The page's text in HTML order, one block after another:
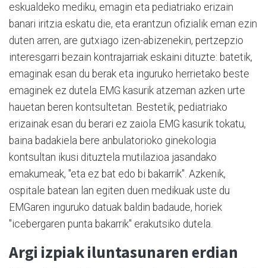
eskualdeko mediku, emagin eta pediatriako erizain
banari iritzia eskatu die, eta erantzun ofizialik eman ezin
duten arren, are gutxiago izen-abizenekin, pertzepzio
interesgarri bezain kontrajarriak eskaini dituzte: batetik,
emaginak esan du berak eta inguruko herrietako beste
emaginek ez dutela EMG kasurik atzeman azken urte
hauetan beren kontsultetan. Bestetik, pediatriako
erizainak esan du berari ez zaiola EMG kasurik tokatu,
baina badakiela bere anbulatorioko ginekologia
kontsultan ikusi dituztela mutilazioa jasandako
emakumeak, "eta ez bat edo bi bakarrik". Azkenik,
ospitale batean lan egiten duen medikuak uste du
EMGaren inguruko datuak baldin badaude, horiek
"icebergaren punta bakarrik" erakutsiko dutela.
Argi izpiak iluntasunaren erdian